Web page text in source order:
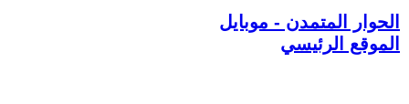
الحوار المتمدن - موبايل
الموقع الرئيسي